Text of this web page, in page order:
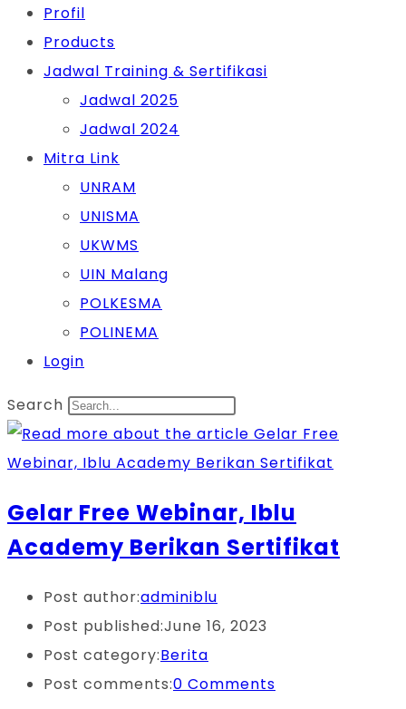
Profil
Products
Jadwal Training & Sertifikasi
Jadwal 2025
Jadwal 2024
Mitra Link
UNRAM
UNISMA
UKWMS
UIN Malang
POLKESMA
POLINEMA
Login
Search
Gelar Free Webinar, Iblu
Academy Berikan Sertifikat
Post author:adminiblu
Post published:June 16, 2023
Post category:Berita
Post comments:0 Comments